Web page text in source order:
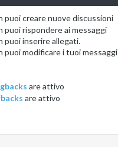
puoicreare nuove discussioni
puoirispondere ai messaggi
puoiinserire allegati.
puoimodificare i tuoi messaggi
areattivo
areattivo